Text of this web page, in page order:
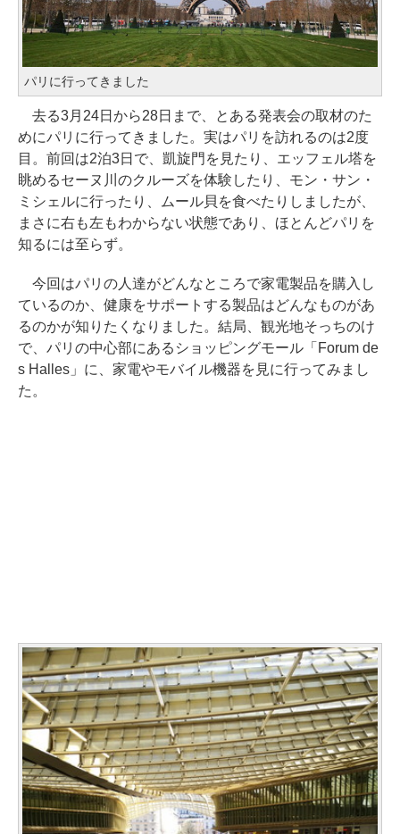
パリに行ってきました
去る3月24日から28日まで、とある発表会の取材のた
めにパリに行ってきました。実はパリを訪れるのは2度
目。前回は2泊3日で、凱旋門を見たり、エッフェル塔を
眺めるセーヌ川のクルーズを体験したり、モン・サン・
ミシェルに行ったり、ムール貝を食べたりしましたが、
まさに右も左もわからない状態であり、ほとんどパリを
知るには至らず。
今回はパリの人達がどんなところで家電製品を購入し
ているのか、健康をサポートする製品はどんなものがあ
るのかが知りたくなりました。結局、観光地そっちのけ
で、パリの中心部にあるショッピングモール「Forum de
s Halles」に、家電やモバイル機器を見に行ってみまし
た。